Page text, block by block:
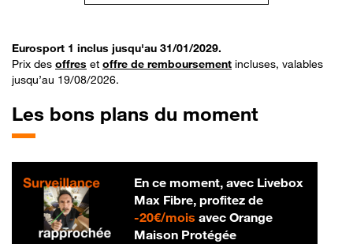
Eurosport 1 inclus jusqu'au 31/01/2029.
Prix des offres et offre de remboursement incluses, valables
jusqu’au 19/08/2026.
Les bons plans du moment
En ce moment, avec Livebox
Max Fibre, profitez de
-20€/mois20 € par mois
avec Orange
Maison Protégée